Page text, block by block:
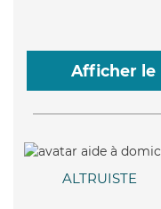
Afficher le
ALTRUISTE